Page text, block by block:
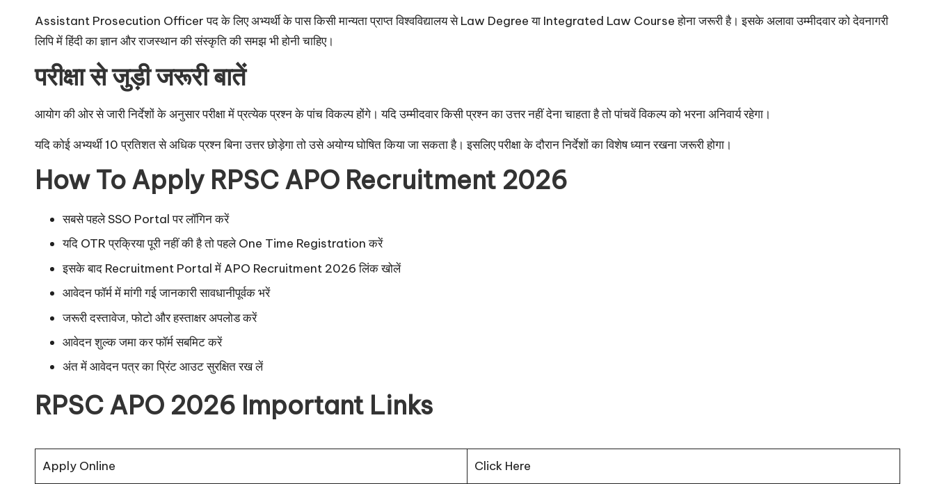
Assistant Prosecution Officer पद के लिए अभ्यर्थी के पास किसी मान्यता प्राप्त विश्वविद्यालय से Law Degree या Integrated Law Course होना जरूरी है। इसके अलावा उम्मीदवार को देवनागरी
लिपि में हिंदी का ज्ञान और राजस्थान की संस्कृति की समझ भी होनी चाहिए।
परीक्षा से जुड़ी जरूरी बातें
आयोग की ओर से जारी निर्देशों के अनुसार परीक्षा में प्रत्येक प्रश्न के पांच विकल्प होंगे। यदि उम्मीदवार किसी प्रश्न का उत्तर नहीं देना चाहता है तो पांचवें विकल्प को भरना अनिवार्य रहेगा।
यदि कोई अभ्यर्थी 10 प्रतिशत से अधिक प्रश्न बिना उत्तर छोड़ेगा तो उसे अयोग्य घोषित किया जा सकता है। इसलिए परीक्षा के दौरान निर्देशों का विशेष ध्यान रखना जरूरी होगा।
How To Apply RPSC APO Recruitment 2026
सबसे पहले SSO Portal पर लॉगिन करें
यदि OTR प्रक्रिया पूरी नहीं की है तो पहले One Time Registration करें
इसके बाद Recruitment Portal में APO Recruitment 2026 लिंक खोलें
आवेदन फॉर्म में मांगी गई जानकारी सावधानीपूर्वक भरें
जरूरी दस्तावेज, फोटो और हस्ताक्षर अपलोड करें
आवेदन शुल्क जमा कर फॉर्म सबमिट करें
अंत में आवेदन पत्र का प्रिंट आउट सुरक्षित रख लें
RPSC APO 2026 Important Links
Apply Online Click Here